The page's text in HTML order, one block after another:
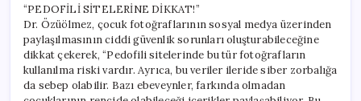
“PEDOFİLİ SİTELERİNE DİKKAT!”
Dr. Özüölmez, çocuk fotoğraflarının sosyal medya üzerinden
paylaşılmasının ciddi güvenlik sorunları oluşturabileceğine
dikkat çekerek, “Pedofili sitelerinde bu tür fotoğrafların
kullanılma riski vardır. Ayrıca, bu veriler ileride siber zorbalığa
da sebep olabilir. Bazı ebeveynler, farkında olmadan